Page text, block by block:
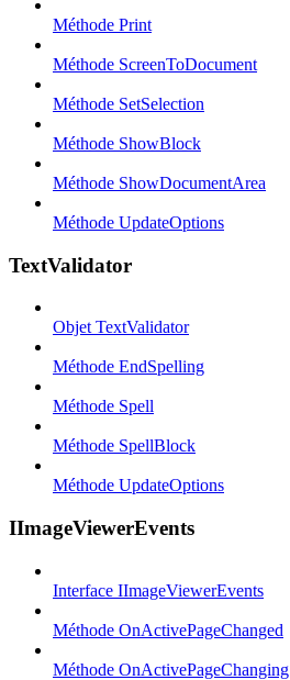
Méthode Print
Méthode ScreenToDocument
Méthode SetSelection
Méthode ShowBlock
Méthode ShowDocumentArea
Méthode UpdateOptions
TextValidator
Objet TextValidator
Méthode EndSpelling
Méthode Spell
Méthode SpellBlock
Méthode UpdateOptions
IImageViewerEvents
Interface IImageViewerEvents
Méthode OnActivePageChanged
Méthode OnActivePageChanging